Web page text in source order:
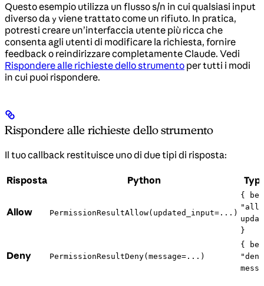
Questo esempio utilizza un flusso s/n in cui qualsiasi input
diverso da y viene trattato come un rifiuto. In pratica,
potresti creare un’interfaccia utente più ricca che
consenta agli utenti di modificare la richiesta, fornire
feedback o reindirizzare completamente Claude. Vedi
Rispondere alle richieste dello strumento per tutti i modi
in cui puoi rispondere.
Rispondere alle richieste dello strumento
Il tuo callback restituisce uno di due tipi di risposta:
Risposta Python
Allow PermissionResultAllow(updated_input=...)
{
}
Deny PermissionResultDeny(message=...)
{